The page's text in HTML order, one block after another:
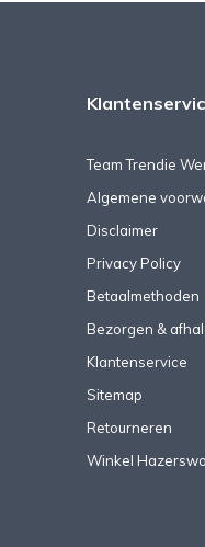
Team Trendie
Algemene
Disclaimer
Privacy Policy
Betaalmethoden
Bezorgen &
Klantenservice
Sitemap
Retourneren
Winkel